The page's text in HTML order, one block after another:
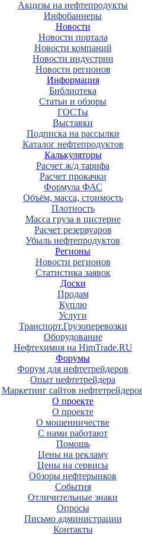
Акцизы на нефтепродукты
Инфобаннеры
Новости
Новости портала
Новости компаний
Новости индустрии
Новости регионов
Информация
Библиотека
Статьи и обзоры
ГОСТы
Выставки
Подписка на рассылки
Каталог нефтепродуктов
Калькуляторы
Расчет ж/д тарифа
Расчет прокачки
Формула ФАС
Объём, масса, стоимость
Плотность
Масса груза в цистерне
Расчет резервуаров
Убыль нефтепродуктов
Регионы
Новости регионов
Статистика заявок
Доски
Продам
Куплю
Услуги
Транспорт.Грузоперевозки
Оборудование
Нефтехимия на HimTrade.RU
Форумы
Форум для нефтетрейдеров
Опыт нефтетрейдера
Маркетинг сайтов
О проекте
О проекте
О мошенничестве
С нами работают
Помощь
Цены на рекламу
Цены на сервисы
Обзоры нефтерынков
События
Отличительные знаки
Опросы
Письмо администрации
Контакты